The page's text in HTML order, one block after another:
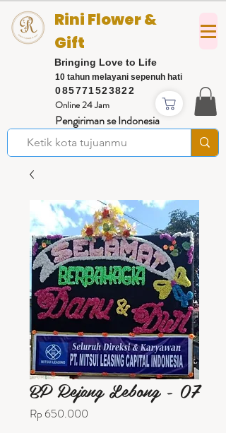
085771523822
Rini Flower &
Gift
Bringing Love to Life
Online 24 Jam
Pengiriman se Indonesia
10 tahun melayani sepenuh hati
BP Rejang Lebong - 07
Rp 650.000